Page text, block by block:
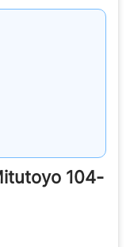
104-